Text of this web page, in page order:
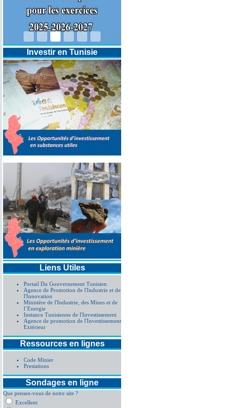
DESIGNATION D’UN REVISEUR
COMPTABLE POUR LES
EXERCICES 2025-2026-2027
Investir en Tunisie
Liens Utiles
Portail Du Gouvernement Tunisien
Agence de Promotion de l'Industrie et de
l'Innovation
Ministère de l'Industrie, des Mines et de
l’Energie
Instance Tunisienne de l'Investissement
Agence de promotion de l'Investissement
Extérieur
Ressources en lignes
Code Minier
Prestations
Sondages en ligne
Que pensez-vous de notre site ?
Excellent